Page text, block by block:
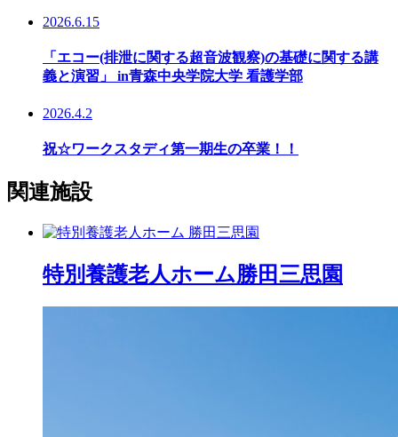
2026.6.15
「エコー(排泄に関する超音波観察)の基礎に関する講
義と演習」 in青森中央学院大学 看護学部
2026.4.2
祝☆ワークスタディ第一期生の卒業！！
関連施設
特別養護老人ホーム勝田三思園